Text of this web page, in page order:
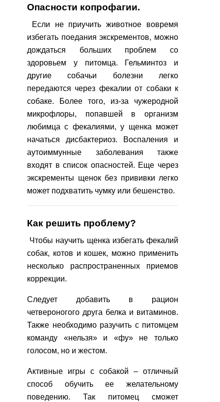
Опасности копрофагии.
Если не приучить животное вовремя
избегать поедания экскрементов, можно
дождаться больших проблем со
здоровьем у питомца. Гельминтоз и
другие собачьи болезни легко
передаются через фекалии от собаки к
собаке. Более того, из-за чужеродной
микрофлоры, попавшей в организм
любимца с фекалиями, у щенка может
начаться дисбактериоз. Воспаления и
аутоиммунные заболевания также
входят в список опасностей. Еще через
экскременты щенок без прививки легко
может подхватить чумку или бешенство.
Как решить проблему?
Чтобы научить щенка избегать фекалий
собак, котов и кошек, можно применить
несколько распространенных приемов
коррекции.
Следует добавить в рацион
четвероногого друга белка и витаминов.
Также необходимо разучить с питомцем
команду «нельзя» и «фу» не только
голосом, но и жестом.
Активные игры с собакой – отличный
способ обучить ее желательному
поведению. Так питомец сможет